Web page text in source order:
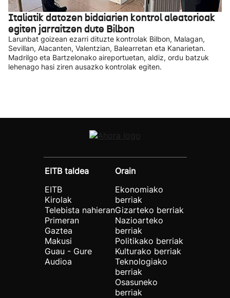
Italiatik datozen bidaiarien kontrol aleatorioak
egiten jarraitzen dute Bilbon
Larunbat goizean ezarri dituzte kontrolak Bilbon, Malagan,
Sevillan, Alacanten, Valentzian, Balearretan eta Kanarietan.
Madrilgo eta Bartzelonako aireportuetan, aldiz, ordu batzuk
lehenago hasi ziren ausazko kontrolak egiten.
EITB taldea
EITB
Kirolak
Telebista nahieran
Primeran
Gaztea
Makusi
Guau - Gure
Audioa
Orain
Ekonomiako
berriak
Gizarteko berriak
Nazioarteko
berriak
Politikako berriak
Kulturako berriak
Teknologiako
berriak
Osasuneko
berriak